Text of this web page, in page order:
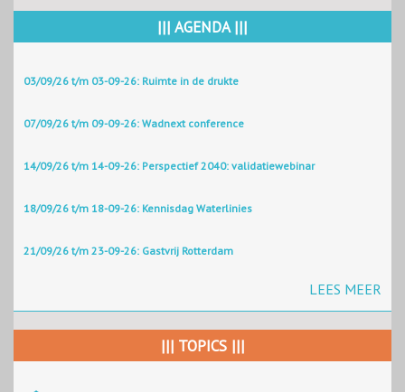
||| AGENDA |||
03/09/26 t/m 03-09-26: Ruimte in de drukte
07/09/26 t/m 09-09-26: Wadnext conference
14/09/26 t/m 14-09-26: Perspectief 2040: validatiewebinar
18/09/26 t/m 18-09-26: Kennisdag Waterlinies
21/09/26 t/m 23-09-26: Gastvrij Rotterdam
LEES MEER
||| TOPICS |||